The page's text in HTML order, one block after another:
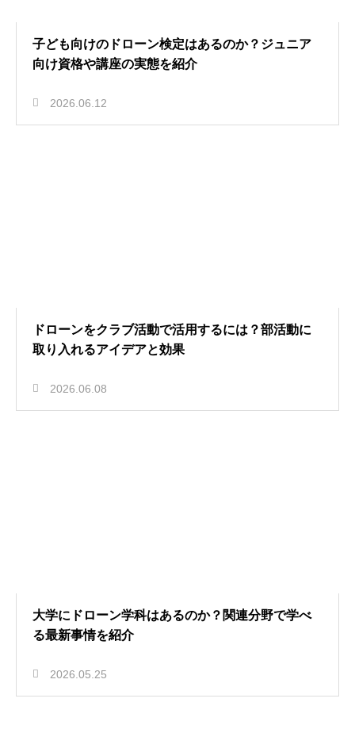
子ども向けのドローン検定はあるのか？ジュニア
向け資格や講座の実態を紹介
2026.06.12
ドローンをクラブ活動で活用するには？部活動に
取り入れるアイデアと効果
2026.06.08
大学にドローン学科はあるのか？関連分野で学べ
る最新事情を紹介
2026.05.25